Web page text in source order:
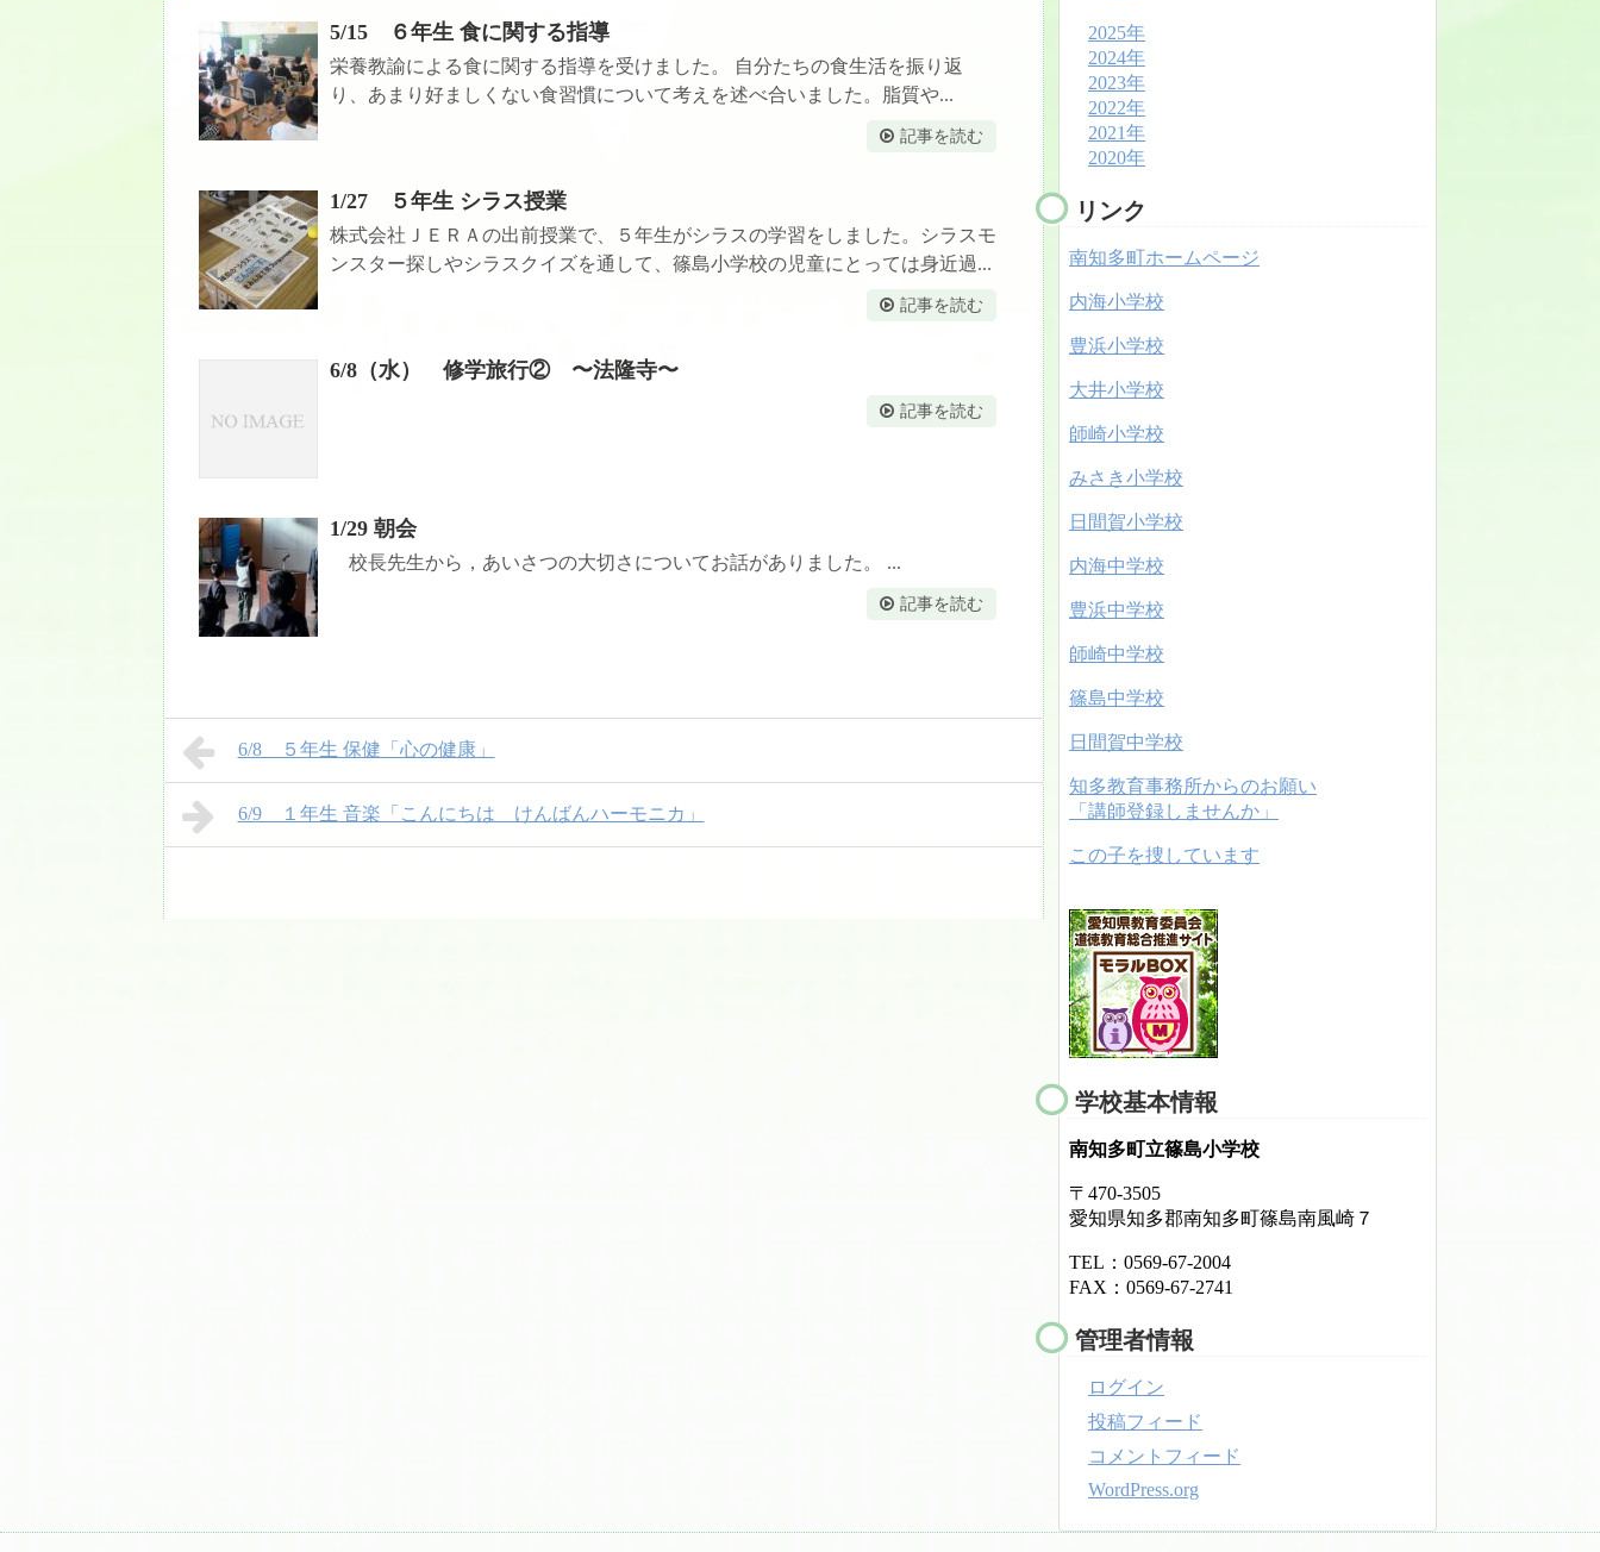
5/15 ６年生 食に関する指導
栄養教諭による食に関する指導を受けました。 自分たちの食生活を振り返
り、あまり好ましくない食習慣について考えを述べ合いました。脂質や...
記事を読む
1/27 ５年生 シラス授業
株式会社ＪＥＲＡの出前授業で、５年生がシラスの学習をしました。シラスモ
ンスター探しやシラスクイズを通して、篠島小学校の児童にとっては身近過...
記事を読む
6/8（水） 修学旅行② 〜法隆寺〜
記事を読む
1/29 朝会
校長先生から，あいさつの大切さについてお話がありました。 ...
記事を読む
6/8 ５年生 保健「心の健康」
6/9 １年生 音楽「こんにちは けんばんハーモニカ」
2025年
2024年
2023年
2022年
2021年
2020年
リンク
南知多町ホームページ
内海小学校
豊浜小学校
大井小学校
師崎小学校
みさき小学校
日間賀小学校
内海中学校
豊浜中学校
師崎中学校
篠島中学校
日間賀中学校
知多教育事務所からのお願い
「講師登録しませんか」
この子を捜しています
学校基本情報
南知多町立篠島小学校
〒470-3505
愛知県知多郡南知多町篠島南風崎７
TEL：0569-67-2004
FAX：0569-67-2741
管理者情報
ログイン
投稿フィード
コメントフィード
WordPress.org